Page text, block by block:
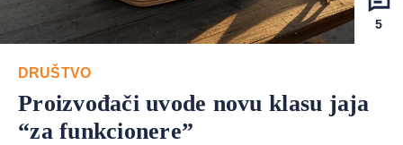
5
DRUŠTVO
Proizvođači uvode novu klasu jaja
“za funkcionere”